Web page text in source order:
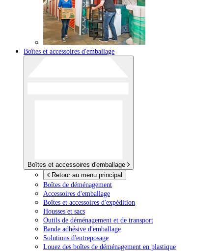
Boîtes et accessoires d'emballage
Boîtes et accessoires d'emballage
Retour au menu principal
Boîtes de déménagement
Accessoires d'emballage
Boîtes et accessoires d'expédition
Housses et sacs
Outils de déménagement et de transport
Bande adhésive d'emballage
Solutions d'entreposage
Louez des boîtes de déménagement en plastique